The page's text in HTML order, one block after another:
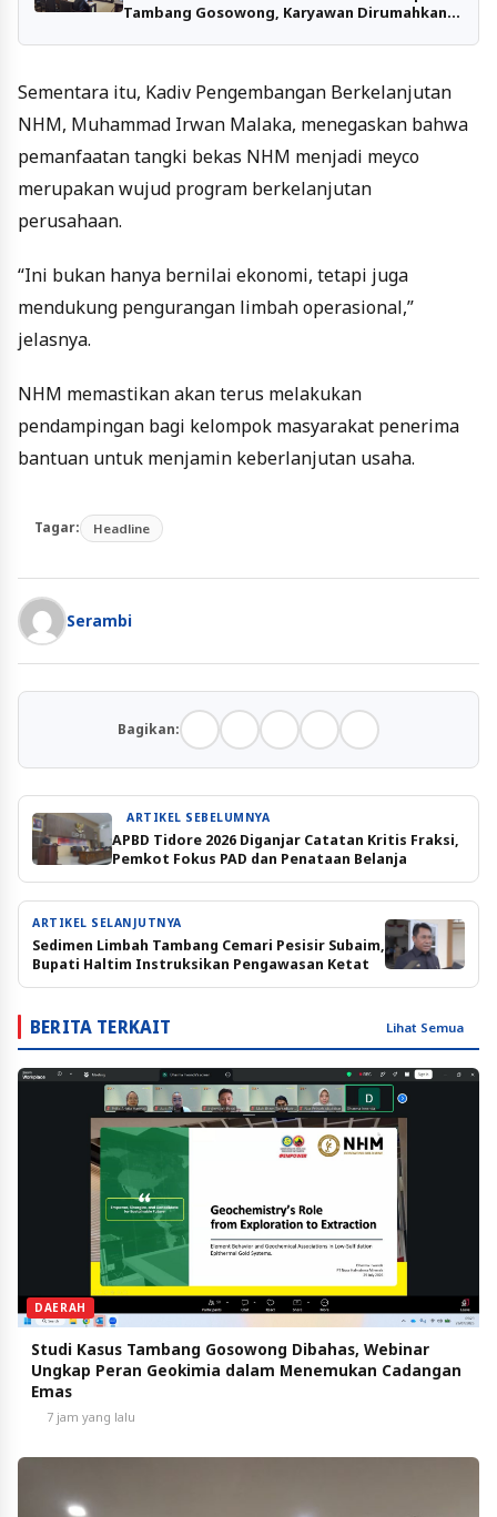
Tambang Gosowong, Karyawan Dirumahkan
Sementara itu, Kadiv Pengembangan Berkelanjutan
NHM, Muhammad Irwan Malaka, menegaskan bahwa
pemanfaatan tangki bekas NHM menjadi meyco
merupakan wujud program berkelanjutan
perusahaan.
“Ini bukan hanya bernilai ekonomi, tetapi juga
mendukung pengurangan limbah operasional,”
jelasnya.
NHM memastikan akan terus melakukan
pendampingan bagi kelompok masyarakat penerima
bantuan untuk menjamin keberlanjutan usaha.
Tagar: Headline
Serambi
Bagikan:
ARTIKEL SEBELUMNYA
APBD Tidore 2026 Diganjar Catatan Kritis Fraksi,
Pemkot Fokus PAD dan Penataan Belanja
ARTIKEL SELANJUTNYA
Sedimen Limbah Tambang Cemari Pesisir Subaim,
Bupati Haltim Instruksikan Pengawasan Ketat
BERITA TERKAIT Lihat Semua
DAERAH
Studi Kasus Tambang Gosowong Dibahas, Webinar
Ungkap Peran Geokimia dalam Menemukan Cadangan
Emas
7 jam yang lalu